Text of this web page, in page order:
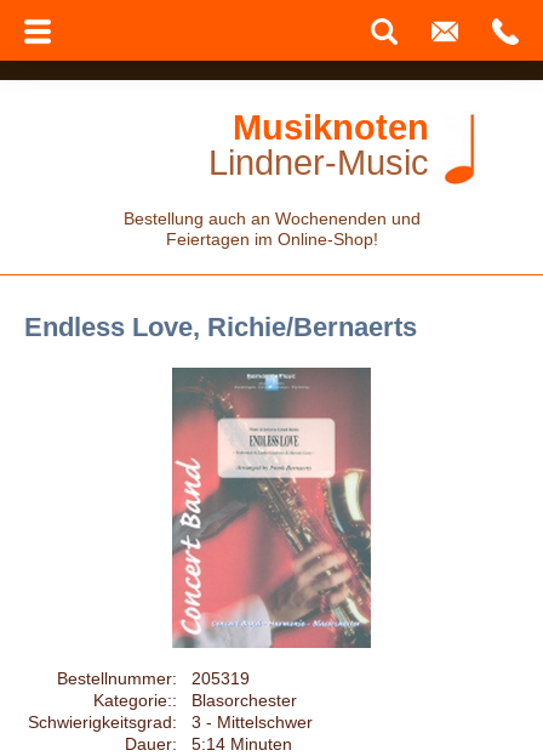
Musiknoten
Lindner-Music
Bestellung auch an Wochenenden und
Feiertagen im Online-Shop!
Endless Love, Richie/Bernaerts
Bestellnummer:
205319
Kategorie::
Blasorchester
Schwierigkeitsgrad:
3 - Mittelschwer
Dauer:
5:14 Minuten